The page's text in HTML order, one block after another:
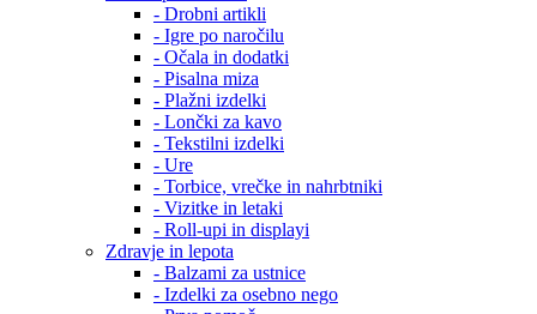
- Drobni artikli
- Igre po naročilu
- Očala in dodatki
- Pisalna miza
- Plažni izdelki
- Lončki za kavo
- Tekstilni izdelki
- Ure
- Torbice, vrečke in nahrbtniki
- Vizitke in letaki
- Roll-upi in displayi
Zdravje in lepota
- Balzami za ustnice
- Izdelki za osebno nego